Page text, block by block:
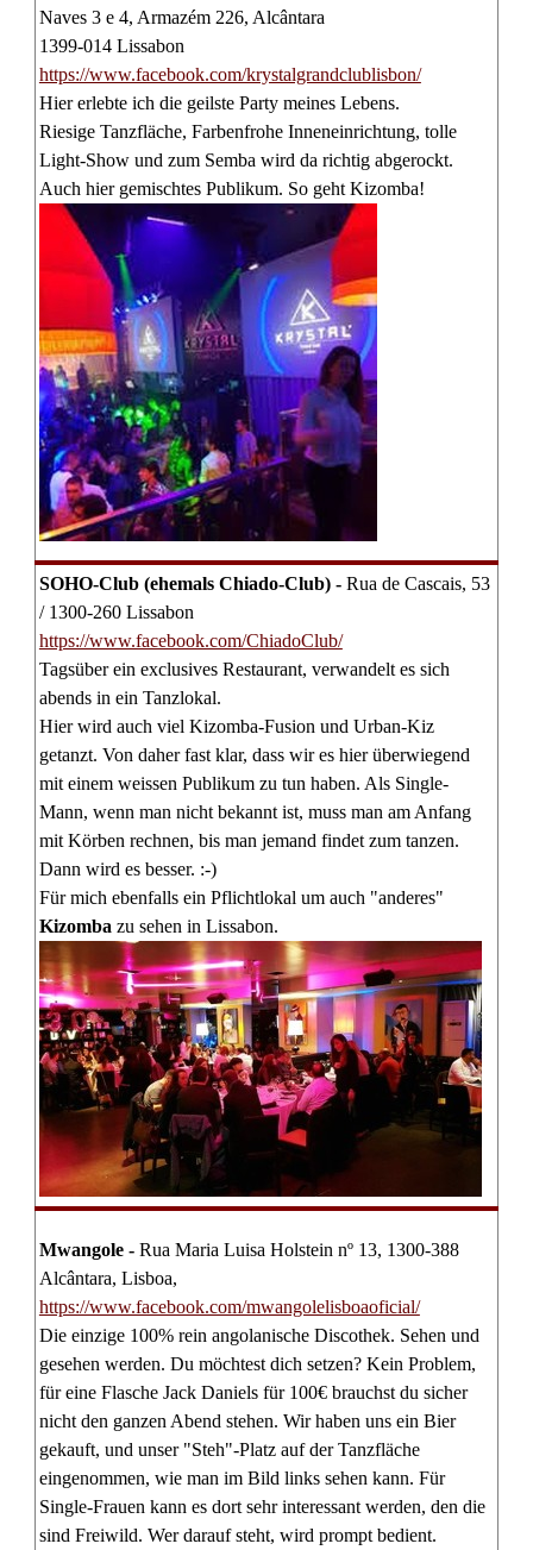
Naves 3 e 4, Armazém 226, Alcântara
1399-014 Lissabon
https://www.facebook.com/krystalgrandclublisbon/
Hier erlebte ich die geilste Party meines Lebens.
Riesige Tanzfläche, Farbenfrohe Inneneinrichtung, tolle
Light-Show und zum Semba wird da richtig abgerockt.
Auch hier gemischtes Publikum. So geht Kizomba!
SOHO-Club (ehemals Chiado-Club) - Rua de Cascais, 53
/ 1300-260 Lissabon
https://www.facebook.com/ChiadoClub/
Tagsüber ein exclusives Restaurant, verwandelt es sich
abends in ein Tanzlokal.
Hier wird auch viel Kizomba-Fusion und Urban-Kiz
getanzt. Von daher fast klar, dass wir es hier überwiegend
mit einem weissen Publikum zu tun haben. Als Single-
Mann, wenn man nicht bekannt ist, muss man am Anfang
mit Körben rechnen, bis man jemand findet zum tanzen.
Dann wird es besser. :-)
Für mich ebenfalls ein Pflichtlokal um auch "anderes"
Kizomba zu sehen in Lissabon.
Mwangole - Rua Maria Luisa Holstein nº 13, 1300-388
Alcântara, Lisboa,
https://www.facebook.com/mwangolelisboaoficial/
Die einzige 100% rein angolanische Discothek. Sehen und
gesehen werden. Du möchtest dich setzen? Kein Problem,
für eine Flasche Jack Daniels für 100€ brauchst du sicher
nicht den ganzen Abend stehen. Wir haben uns ein Bier
gekauft, und unser "Steh"-Platz auf der Tanzfläche
eingenommen, wie man im Bild links sehen kann. Für
Single-Frauen kann es dort sehr interessant werden, den die
sind Freiwild. Wer darauf steht, wird prompt bedient.